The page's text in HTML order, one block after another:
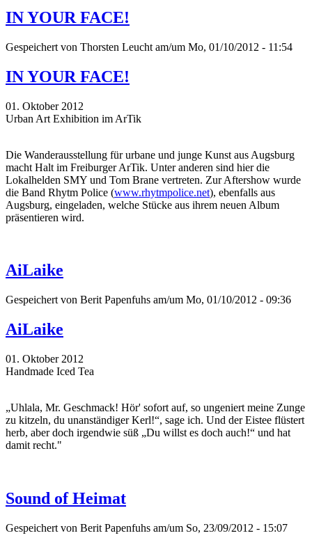
IN YOUR FACE!
Gespeichert von Thorsten Leucht am/um Mo, 01/10/2012 - 11:54
IN YOUR FACE!
01. Oktober 2012
Urban Art Exhibition im ArTik
Die Wanderausstellung für urbane und junge Kunst aus Augsburg
macht Halt im Freiburger ArTik. Unter anderen sind hier die
Lokalhelden SMY und Tom Brane vertreten. Zur Aftershow wurde
die Band Rhytm Police (www.rhytmpolice.net), ebenfalls aus
Augsburg, eingeladen, welche Stücke aus ihrem neuen Album
präsentieren wird.
AiLaike
Gespeichert von Berit Papenfuhs am/um Mo, 01/10/2012 - 09:36
AiLaike
01. Oktober 2012
Handmade Iced Tea
„Uhlala, Mr. Geschmack! Hör' sofort auf, so ungeniert meine Zunge
zu kitzeln, du unanständiger Kerl!“, sage ich. Und der Eistee flüstert
herb, aber doch irgendwie süß „Du willst es doch auch!“ und hat
damit recht."
Sound of Heimat
Gespeichert von Berit Papenfuhs am/um So, 23/09/2012 - 15:07